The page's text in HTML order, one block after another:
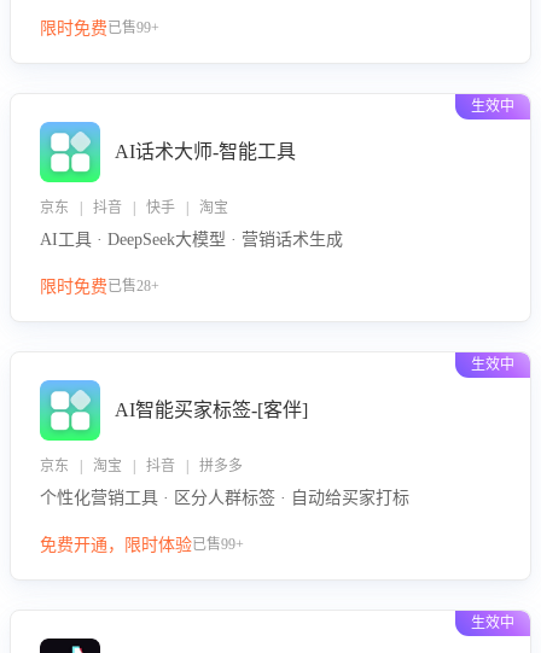
限时免费已售99+
生效中
AI话术大师-智能工具
京东 | 抖音 | 快手 | 淘宝
AI工具 · DeepSeek大模型 · 营销话术生成
限时免费已售28+
生效中
AI智能买家标签-[客伴]
京东 | 淘宝 | 抖音 | 拼多多
个性化营销工具 · 区分人群标签 · 自动给买家打标
免费开通，限时体验已售99+
生效中